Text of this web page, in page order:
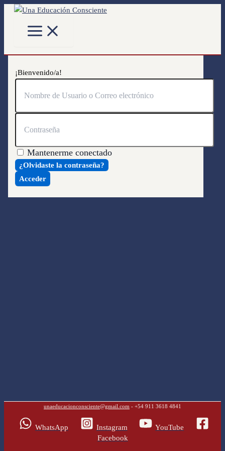
Ir
contenido
Main
Menu
¡Bienvenido/a!
Mantenerme conectado
¿Olvidaste la contraseña?
Acceder
unaeducacionconsciente@gmail.com - +54 911 3618 4841
WhatsApp Instagram
YouTube
Facebook